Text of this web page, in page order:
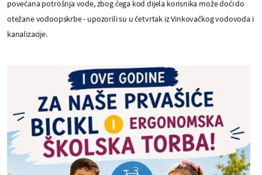
povećana potrošnja vode, zbog čega kod dijela korisnika može doći do
otežane vodoopskrbe - upozorili su u četvrtak iz Vinkovačkog vodovoda i
kanalizacije.